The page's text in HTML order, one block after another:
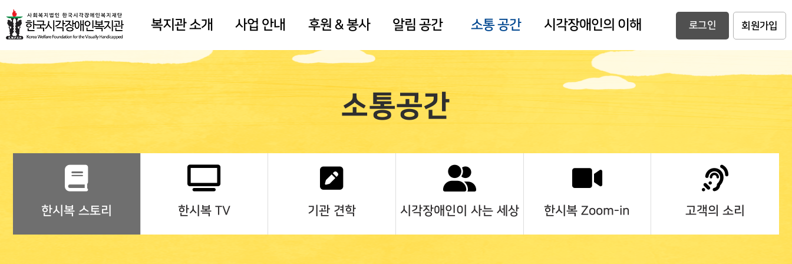
복지관 소개 사업 안내 후원 & 봉사 알림 공간 소통 공간 시각장애인의 이해 로그인 회원가입
소통공간
한시복 스토리 한시복 TV 기관 견학 시각장애인이 사는 세상 한시복 Zoom-in 고객의 소리